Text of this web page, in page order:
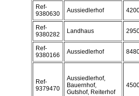
Ref-
9380630
Aussiedlerhof
Ref-
9380282
Landhaus
Ref-
9380166
Aussiedlerhof
Ref-
9379470
Aussiedlerhof,
Bauernhof,
Gutshof, Reiterhof